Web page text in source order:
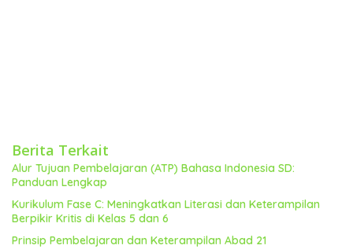
Berita Terkait
Alur Tujuan Pembelajaran (ATP) Bahasa Indonesia SD:
Panduan Lengkap
Kurikulum Fase C: Meningkatkan Literasi dan Keterampilan
Berpikir Kritis di Kelas 5 dan 6
Prinsip Pembelajaran dan Keterampilan Abad 21